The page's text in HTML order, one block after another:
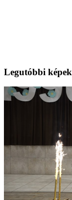
Legutóbbi képek